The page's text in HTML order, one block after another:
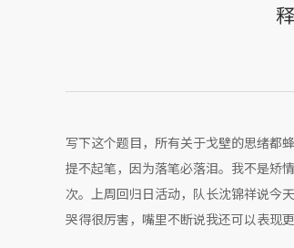
写下这个题目，所有关于戈壁的思绪都
提不起笔，因为落笔必落泪。我不是矫
次。上周回归日活动，队长沈锦祥说今
哭得很厉害，嘴里不断说我还可以表现